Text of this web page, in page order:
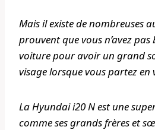
Mais il existe de nombreuses
prouvent que vous n’avez pas
voiture pour avoir un grand
visage lorsque vous partez en
La Hyundai i20 N est une
comme ses grands frères et